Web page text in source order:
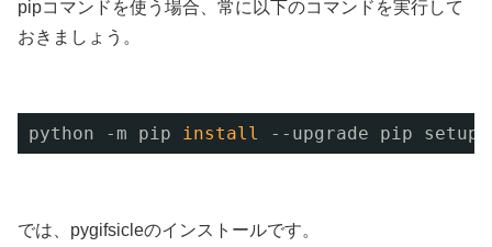
pipコマンドを使う場合、常に以下のコマンドを実行して
おきましょう。
python -m pip install --upgrade pip
では、pygifsicleのインストールです。